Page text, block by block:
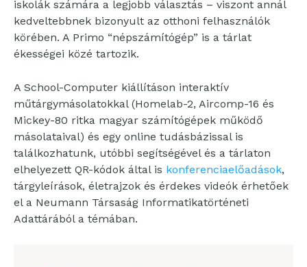
iskolák számára a legjobb választás – viszont annál
kedveltebbnek bizonyult az otthoni felhasználók
körében. A Primo “népszámítógép” is a tárlat
ékességei közé tartozik.
A School-Computer kiállításon interaktív
műtárgymásolatokkal (Homelab-2, Aircomp-16 és
Mickey-80 ritka magyar számítógépek működő
másolataival) és egy online tudásbázissal is
találkozhatunk, utóbbi segítségével és a tárlaton
elhelyezett QR-kódok által is konferenciaelőadások,
tárgyleírások, életrajzok és érdekes videók érhetőek
el a Neumann Társaság Informatikatörténeti
Adattárából a témában.